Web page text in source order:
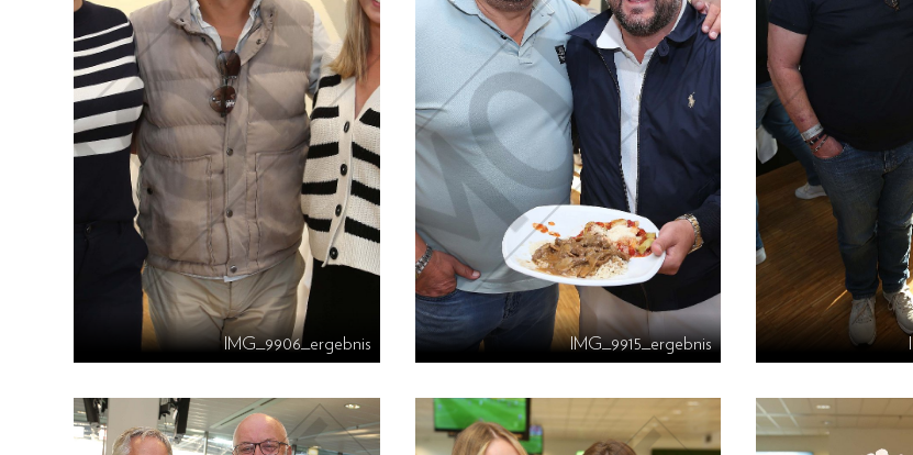
IMG_9906_ergebnis IMG_9915_ergebnis